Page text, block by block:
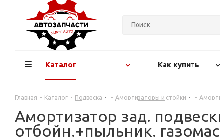
Каталог Как купить
Главная - Каталог - Подвеска - Амортизаторы и стойки -
Амортизатор зад.
отбойн.+пыльник.